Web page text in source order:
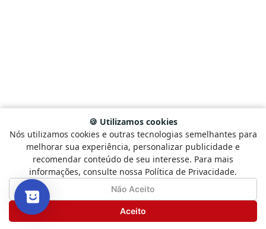
🍪 Utilizamos cookies
Nós utilizamos cookies e outras tecnologias semelhantes para
melhorar sua experiência, personalizar publicidade e
recomendar conteúdo de seu interesse. Para mais
informações, consulte nossa Política de Privacidade.
Não Aceito
Aceito
Como está sendo sua experiência?
Selecione
uma
opção
a
5
Não Satisfeito
Seguinte